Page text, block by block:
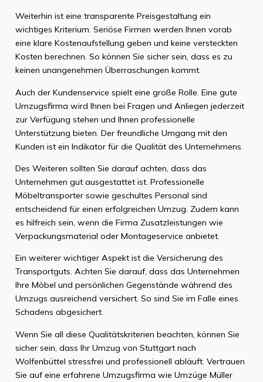
Weiterhin ist eine transparente Preisgestaltung ein
wichtiges Kriterium. Seriöse Firmen werden Ihnen vorab
eine klare Kostenaufstellung geben und keine versteckten
Kosten berechnen. So können Sie sicher sein, dass es zu
keinen unangenehmen Überraschungen kommt.
Auch der Kundenservice spielt eine große Rolle. Eine gute
Umzugsfirma wird Ihnen bei Fragen und Anliegen jederzeit
zur Verfügung stehen und Ihnen professionelle
Unterstützung bieten. Der freundliche Umgang mit den
Kunden ist ein Indikator für die Qualität des Unternehmens.
Des Weiteren sollten Sie darauf achten, dass das
Unternehmen gut ausgestattet ist. Professionelle
Möbeltransporter sowie geschultes Personal sind
entscheidend für einen erfolgreichen Umzug. Zudem kann
es hilfreich sein, wenn die Firma Zusatzleistungen wie
Verpackungsmaterial oder Montageservice anbietet.
Ein weiterer wichtiger Aspekt ist die Versicherung des
Transportguts. Achten Sie darauf, dass das Unternehmen
Ihre Möbel und persönlichen Gegenstände während des
Umzugs ausreichend versichert. So sind Sie im Falle eines
Schadens abgesichert.
Wenn Sie all diese Qualitätskriterien beachten, können Sie
sicher sein, dass Ihr Umzug von Stuttgart nach
Wolfenbüttel stressfrei und professionell abläuft. Vertrauen
Sie auf eine erfahrene Umzugsfirma wie Umzüge Müller